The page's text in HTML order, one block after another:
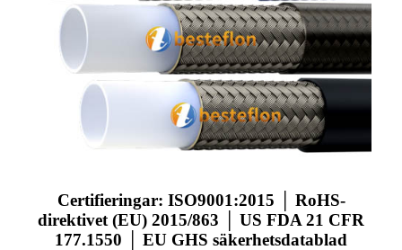
Certifieringar: ISO9001:2015 │ RoHS-
direktivet (EU) 2015/863 │ US FDA 21 CFR
177.1550 │ EU GHS säkerhetsdatablad